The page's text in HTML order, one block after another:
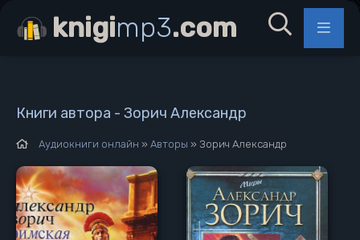
Книги автора - Зорич Александр
Аудиокниги онлайн » Авторы » Зорич Александр
knigimp3.com